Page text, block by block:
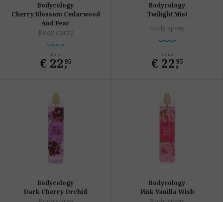
Bodycology
Cherry Blossom Cedarwood
And Pear
Body spray
Vanaf
€ 22,
95
Bodycology
Twilight Mist
Body spray
Vanaf
€ 22,
95
Bodycology
Dark Cherry Orchid
Bodycology
Pink Vanilla Wish